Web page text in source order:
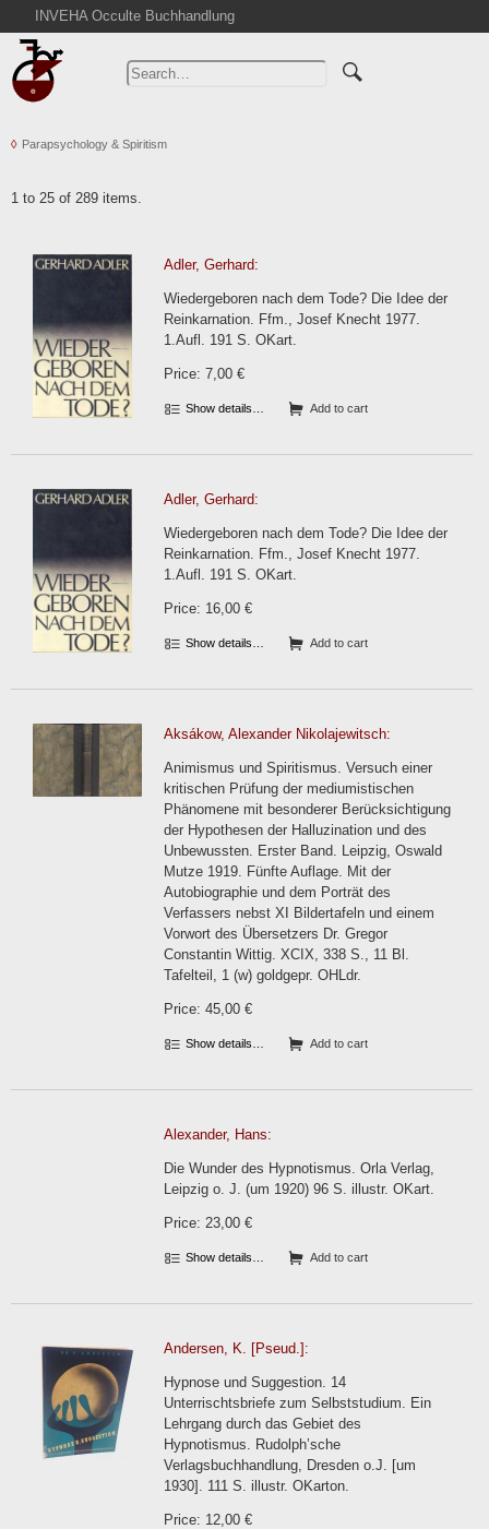
INVEHA Occulte Buchhandlung
Home
Advanced Search
Cart
Withdrawal
Privacy Policy
Parapsychology & Spiritism
1 to 25 of 289 items.
Adler, Gerhard:
Wiedergeboren nach dem Tode? Die Idee der
Reinkarnation. Ffm., Josef Knecht 1977.
1.Aufl. 191 S. OKart.
Price: 7,00 €
Show details… Add to cart
Adler, Gerhard:
Wiedergeboren nach dem Tode? Die Idee der
Reinkarnation. Ffm., Josef Knecht 1977.
1.Aufl. 191 S. OKart.
Price: 16,00 €
Show details… Add to cart
Aksákow, Alexander Nikolajewitsch:
Animismus und Spiritismus. Versuch einer
kritischen Prüfung der mediumistischen
Phänomene mit besonderer Berücksichtigung
der Hypothesen der Halluzination und des
Unbewussten. Erster Band. Leipzig, Oswald
Mutze 1919. Fünfte Auflage. Mit der
Autobiographie und dem Porträt des
Verfassers nebst XI Bildertafeln und einem
Vorwort des Übersetzers Dr. Gregor
Constantin Wittig. XCIX, 338 S., 11 Bl.
Tafelteil, 1 (w) goldgepr. OHLdr.
Price: 45,00 €
Show details… Add to cart
Alexander, Hans:
Die Wunder des Hypnotismus. Orla Verlag,
Leipzig o. J. (um 1920) 96 S. illustr. OKart.
Price: 23,00 €
Show details… Add to cart
Andersen, K. [Pseud.]:
Hypnose und Suggestion. 14
Unterrischtsbriefe zum Selbststudium. Ein
Lehrgang durch das Gebiet des
Hypnotismus. Rudolph’sche
Verlagsbuchhandlung, Dresden o.J. [um
1930]. 111 S. illustr. OKarton.
Price: 12,00 €